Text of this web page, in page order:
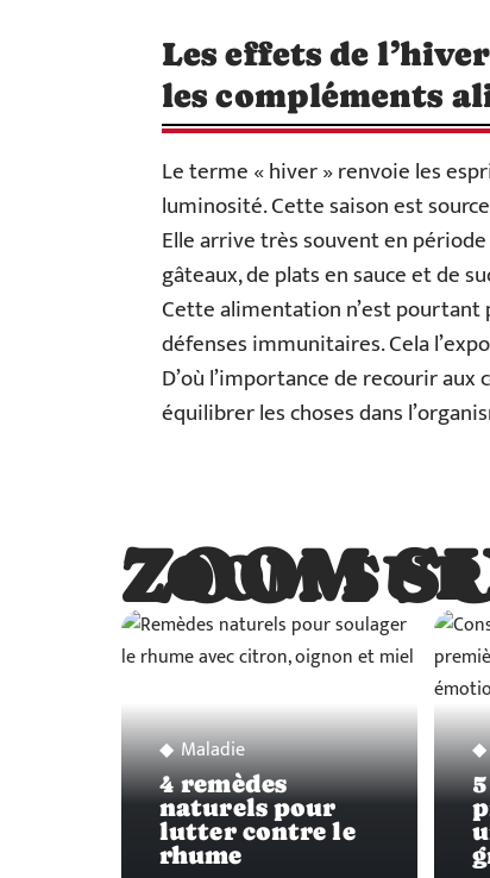
Les effets de
les compléments
Le terme « hiver » renvoie les
luminosité. Cette saison est
Elle arrive très souvent en
gâteaux, de plats en sauce et de
Cette alimentation n’est pourtant
défenses immunitaires. Cela
D’où l’importance de recourir
équilibrer les choses dans
ZOOM
ZOOM
Maladie
4 remèdes
naturels pour
lutter contre le
rhume